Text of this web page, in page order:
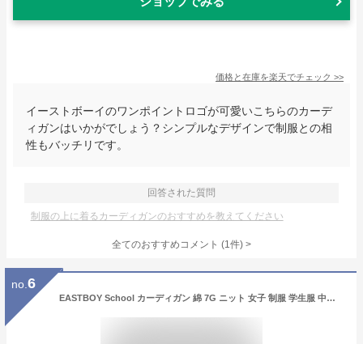
価格と在庫を楽天でチェック >>
イーストボーイのワンポイントロゴが可愛いこちらのカーデ
ィガンはいかがでしょう？シンプルなデザインで制服との相
性もバッチリです。
回答された質問
制服の上に着るカーディガンのおすすめを教えてください
全てのおすすめコメント (1件) >
no. 6
EASTBOY School カーディガン 綿 7G ニット 女子 制服 学生服 中学生 高校生 スクール イーストボーイ トップス カーディガン ネイビー レッド ブラック ホワイト【送料無料】